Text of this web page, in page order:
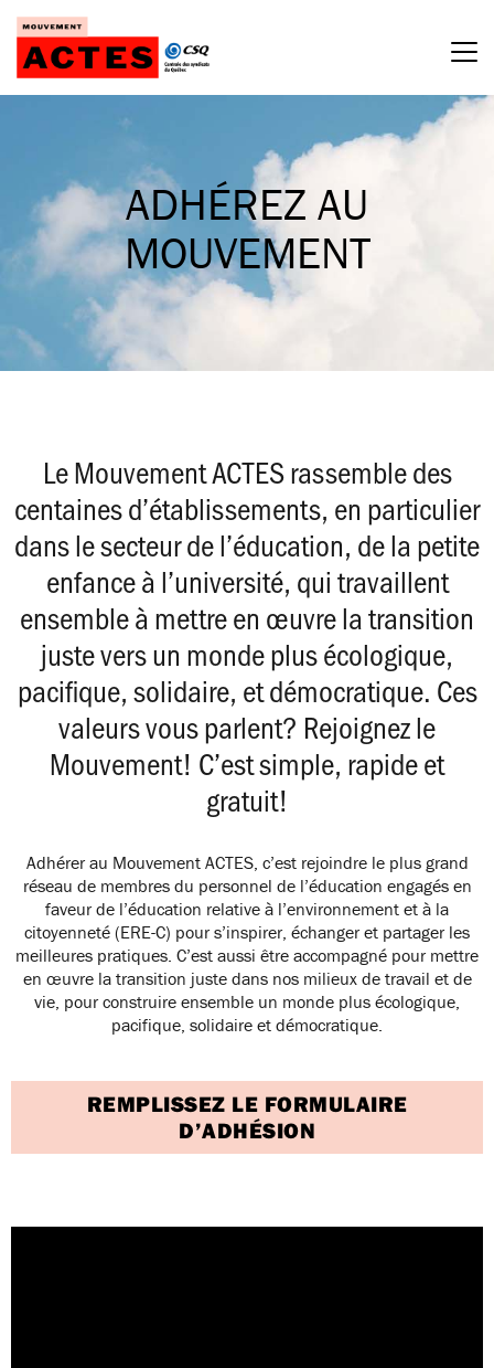
Passer
contenu
ADHÉREZ AU
MOUVEMENT
Le Mouvement ACTES rassemble des
centaines d’établissements, en particulier
dans le secteur de l’éducation, de la petite
enfance à l’université, qui travaillent
ensemble à mettre en œuvre la transition
juste vers un monde plus écologique,
pacifique, solidaire, et démocratique. Ces
valeurs vous parlent? Rejoignez le
Mouvement! C’est simple, rapide et
gratuit!
Adhérer au Mouvement ACTES, c’est rejoindre le plus grand
réseau de membres du personnel de l’éducation engagés en
faveur de l’éducation relative à l’environnement et à la
citoyenneté (ERE-C) pour s’inspirer, échanger et partager les
meilleures pratiques. C’est aussi être accompagné pour mettre
en œuvre la transition juste dans nos milieux de travail et de
vie, pour construire ensemble un monde plus écologique,
pacifique, solidaire et démocratique.
REMPLISSEZ LE FORMULAIRE
D’ADHÉSION